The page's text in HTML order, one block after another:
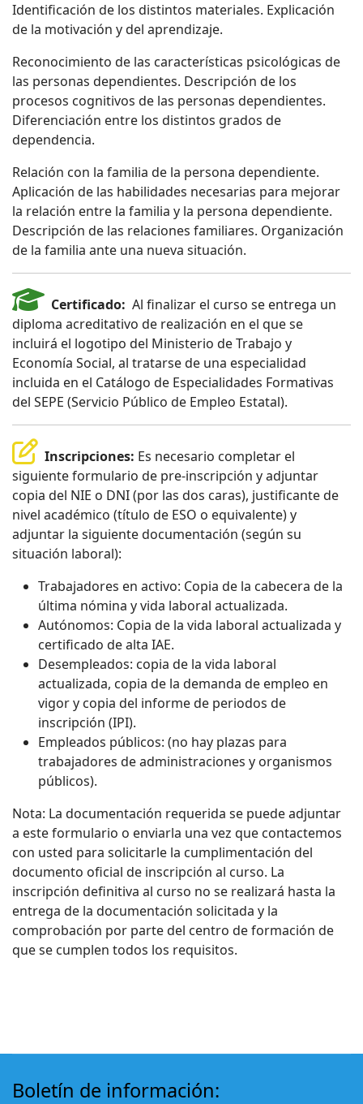
Identificación de los distintos materiales. Explicación
de la motivación y del aprendizaje.
Reconocimiento de las características psicológicas de
las personas dependientes. Descripción de los
procesos cognitivos de las personas dependientes.
Diferenciación entre los distintos grados de
dependencia.
Relación con la familia de la persona dependiente.
Aplicación de las habilidades necesarias para mejorar
la relación entre la familia y la persona dependiente.
Descripción de las relaciones familiares. Organización
de la familia ante una nueva situación.
Certificado: Al finalizar el curso se entrega un
diploma acreditativo de realización en el que se
incluirá el logotipo del Ministerio de Trabajo y
Economía Social, al tratarse de una especialidad
incluida en el Catálogo de Especialidades Formativas
del SEPE (Servicio Público de Empleo Estatal).
Inscripciones: Es necesario completar el
siguiente formulario de pre-inscripción y adjuntar
copia del NIE o DNI (por las dos caras), justificante de
nivel académico (título de ESO o equivalente) y
adjuntar la siguiente documentación (según su
situación laboral):
Trabajadores en activo: Copia de la cabecera de la
última nómina y vida laboral actualizada.
Autónomos: Copia de la vida laboral actualizada y
certificado de alta IAE.
Desempleados: copia de la vida laboral
actualizada, copia de la demanda de empleo en
vigor y copia del informe de periodos de
inscripción (IPI).
Empleados públicos: (no hay plazas para
trabajadores de administraciones y organismos
públicos).
Nota: La documentación requerida se puede adjuntar
a este formulario o enviarla una vez que contactemos
con usted para solicitarle la cumplimentación del
documento oficial de inscripción al curso. La
inscripción definitiva al curso no se realizará hasta la
entrega de la documentación solicitada y la
comprobación por parte del centro de formación de
que se cumplen todos los requisitos.
Boletín de información: